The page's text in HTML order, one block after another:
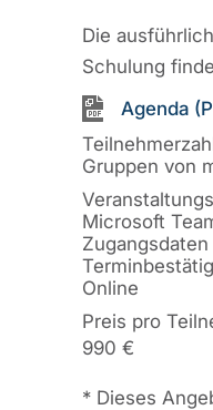
Die
Schulung
Agenda
Gruppen von
Microsoft
Online
Preis pro
990 €
* Dieses